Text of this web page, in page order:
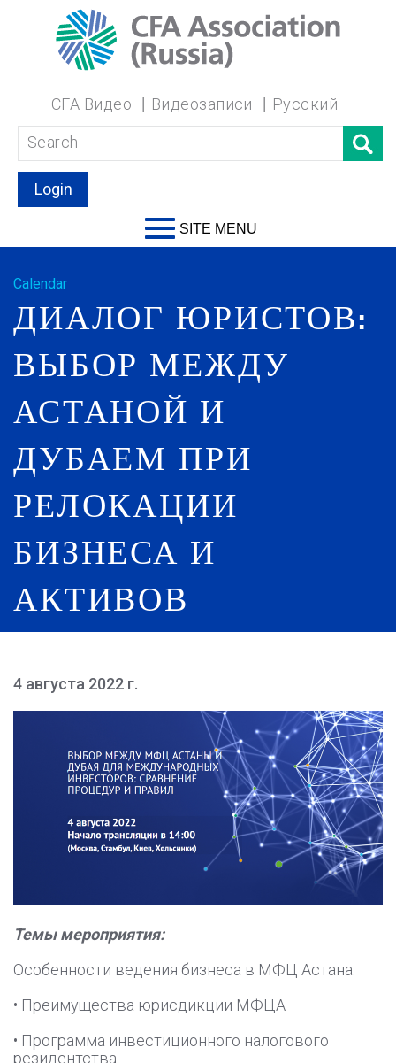
CFA Видео Видеозаписи Русский
Login
SITE MENU
Calendar
ДИАЛОГ ЮРИСТОВ:
ВЫБОР МЕЖДУ
АСТАНОЙ И
ДУБАЕМ ПРИ
РЕЛОКАЦИИ
БИЗНЕСА И
АКТИВОВ
4 августа 2022 г.
Темы мероприятия:
Особенности ведения бизнеса в МФЦ Астана:
• Преимущества юрисдикции МФЦА
• Программа инвестиционного налогового
резидентства